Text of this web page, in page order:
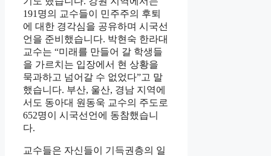
191명의 교수들이 민주주의 후퇴
에 대한 경각심을 공유하며 시국선
언을 준비했습니다. 박현숙 한라대
교수는 “미래를 만들어 갈 학생들
을 가르치는 입장에서 현 상황을
묵과하고 넘어갈 수 없었다”고 말
했습니다. 부산, 울산, 경남 지역에
서도 동아대 원동욱 교수의 주도로
652명이 시국선언에 동참했습니
다.
교수들은 자신들이 기득권층의 일